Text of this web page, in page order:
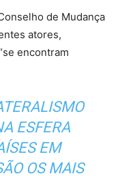
de Mudança
atores,
encontram
ESFERA
EM
OS MAIS